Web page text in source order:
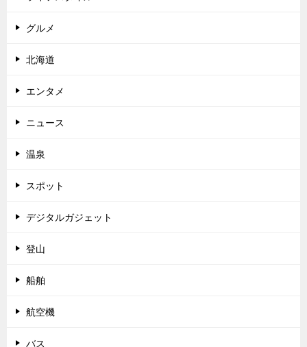
グルメ
北海道
エンタメ
ニュース
温泉
スポット
デジタルガジェット
登山
船舶
航空機
バス